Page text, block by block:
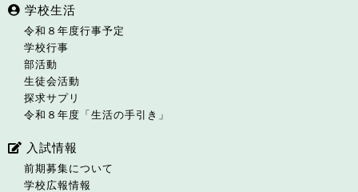
学校生活
令和８年度行事予定
学校行事
部活動
生徒会活動
探求サプリ
令和８年度「生活の手引き」
入試情報
前期募集について
学校広報情報